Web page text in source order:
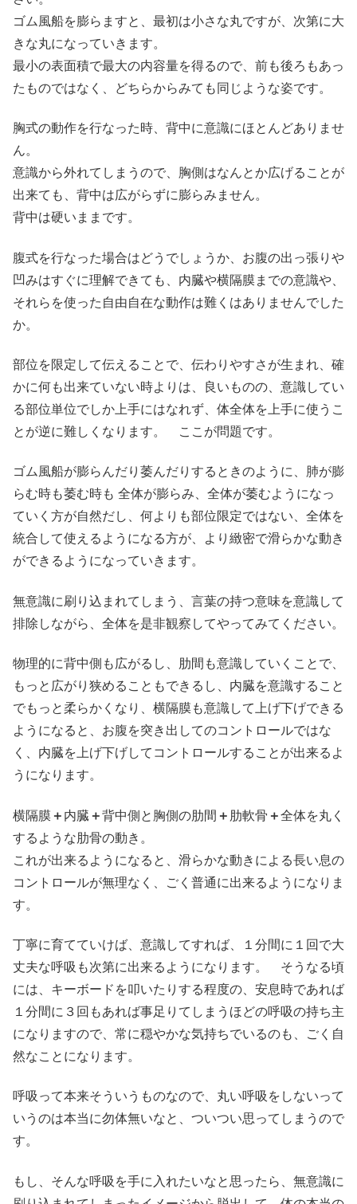
ゴム風船を膨らますと、最初は小さな丸ですが、次第に大
きな丸になっていきます。
最小の表面積で最大の内容量を得るので、前も後ろもあっ
たものではなく、どちらからみても同じような姿です。
胸式の動作を行なった時、背中に意識にほとんどありませ
ん。
意識から外れてしまうので、胸側はなんとか広げることが
出来ても、背中は広がらずに膨らみません。
背中は硬いままです。
腹式を行なった場合はどうでしょうか、お腹の出っ張りや
凹みはすぐに理解できても、内臓や横隔膜までの意識や、
それらを使った自由自在な動作は難くはありませんでした
か。
部位を限定して伝えることで、伝わりやすさが生まれ、確
かに何も出来ていない時よりは、良いものの、意識してい
る部位単位でしか上手にはなれず、体全体を上手に使うこ
とが逆に難しくなります。 ここが問題です。
ゴム風船が膨らんだり萎んだりするときのように、肺が膨
らむ時も萎む時も 全体が膨らみ、全体が萎むようになっ
ていく方が自然だし、何よりも部位限定ではない、全体を
統合して使えるようになる方が、より緻密で滑らかな動き
ができるようになっていきます。
無意識に刷り込まれてしまう、言葉の持つ意味を意識して
排除しながら、全体を是非観察してやってみてください。
物理的に背中側も広がるし、肋間も意識していくことで、
もっと広がり狭めることもできるし、内臓を意識すること
でもっと柔らかくなり、横隔膜も意識して上げ下げできる
ようになると、お腹を突き出してのコントロールではな
く、内臓を上げ下げしてコントロールすることが出来るよ
うになります。
横隔膜 ＋ 内臓 ＋背中側と胸側の肋間 ＋ 肋軟骨 ＋全体を丸く
するような肋骨の動き。
これが出来るようになると、滑らかな動きによる長い息の
コントロールが無理なく、ごく普通に出来るようになりま
す。
丁寧に育てていけば、意識してすれば、１分間に１回で大
丈夫な呼吸も次第に出来るようになります。 そうなる頃
には、キーボードを叩いたりする程度の、安息時であれば
１分間に３回もあれば事足りてしまうほどの呼吸の持ち主
になりますので、常に穏やかな気持ちでいるのも、ごく自
然なことになります。
呼吸って本来そういうものなので、丸い呼吸をしないって
いうのは本当に勿体無いなと、ついつい思ってしまうので
す。
もし、そんな呼吸を手に入れたいなと思ったら、無意識に